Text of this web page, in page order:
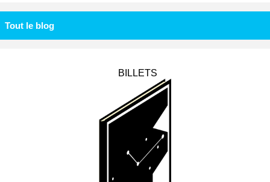
Tout le blog
BILLETS